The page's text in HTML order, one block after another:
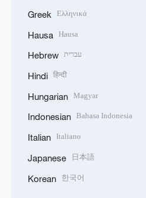
Greek Ελληνικά
Hausa Hausa
Hebrew עברית
Hindi हिन्दी
Hungarian Magyar
Indonesian Bahasa Indonesia
Italian Italiano
Japanese 日本語
Korean 한국어